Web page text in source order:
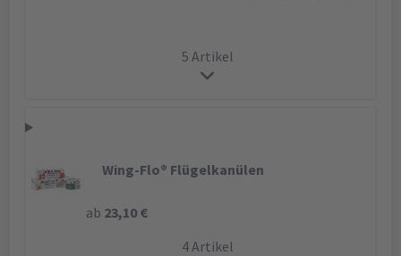
5 Artikel
Wing-Flo® Flügelkanülen
ab 23,10 €
4 Artikel